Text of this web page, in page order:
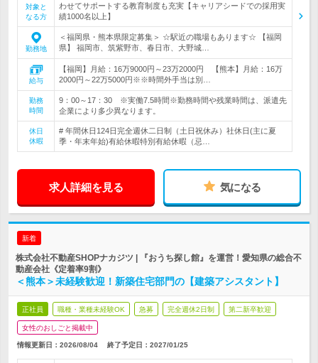
対象と
なる方
わせてサポートする教育制度も充実【キャリアシードでの採用実
績1000名以上】
勤務地
＜福岡県・熊本県限定募集＞ ☆駅近の職場もあります☆ 【福岡
県】 福岡市、筑紫野市、春日市、大野城…
給与
【福岡】月給：16万9000円～23万2000円 【熊本】月給：16万
2000円～22万5000円※※時間外手当は別…
勤務
時間
9：00～17：30 ※実働7.5時間※勤務時間や残業時間は、派遣先
企業により多少異なります。
休日
休暇
# 年間休日124日完全週休二日制（土日祝休み）社休日(主に夏
季・年末年始)有給休暇特別有給休暇（忌…
求人詳細を見る 気になる
新着
株式会社不動産SHOPナカジツ | 『おうち探し館』を運営！愛知県の総合不
動産会社《定着率9割》
＜熊本＞未経験歓迎！新築住宅部門の【建築アシスタント】
正社員 職種・業種未経験OK 急募 完全週休2日制 第二新卒歓迎
女性のおしごと掲載中
情報更新日：2026/08/04 終了予定日： 2027/01/25